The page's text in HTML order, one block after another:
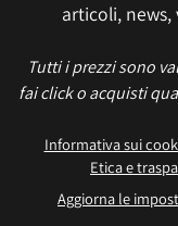
articoli,
Tutti i prezzi sono
fai click o acquisti
Informativa sui
Etica e
Aggiorna le